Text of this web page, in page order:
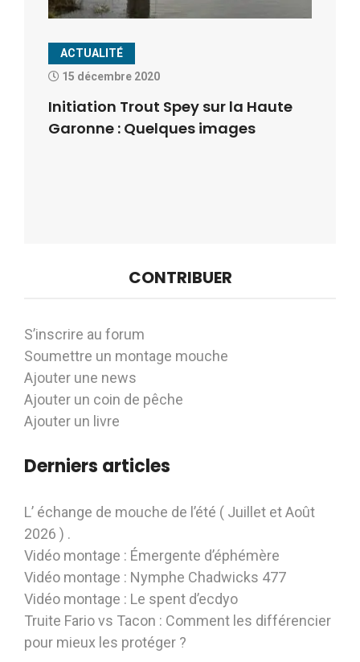
ACTUALITÉ
15 décembre 2020
Initiation Trout Spey sur la Haute
Garonne : Quelques images
CONTRIBUER
S’inscrire au forum
Soumettre un montage mouche
Ajouter une news
Ajouter un coin de pêche
Ajouter un livre
Derniers articles
L’ échange de mouche de l’été ( Juillet et Août
2026 ) .
Vidéo montage : Émergente d’éphémère
Vidéo montage : Nymphe Chadwicks 477
Vidéo montage : Le spent d’ecdyo
Truite Fario vs Tacon : Comment les différencier
pour mieux les protéger ?